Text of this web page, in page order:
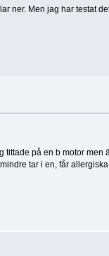
ner. Men jag har testat
på en b motor men
tar i en, får